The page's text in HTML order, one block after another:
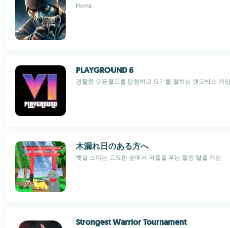
Homa
PLAYGROUND 6
광활한 오픈월드를 탐험하고 묘기를 펼치는 샌드박스 게임
木漏れ日のある方へ
햇살 스미는 고요한 숲에서 퍼즐을 푸는 힐링 탈출 게임
Strongest Warrior Tournament